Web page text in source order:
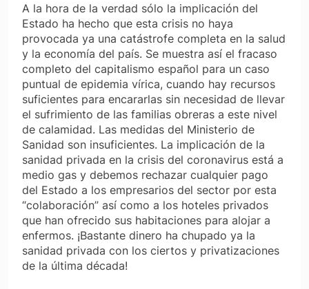
A la hora de la verdad sólo la implicación del
Estado ha hecho que esta crisis no haya
provocada ya una catástrofe completa en la salud
y la economía del país. Se muestra así el fracaso
completo del capitalismo español para un caso
puntual de epidemia vírica, cuando hay recursos
suficientes para encararlas sin necesidad de llevar
el sufrimiento de las familias obreras a este nivel
de calamidad. Las medidas del Ministerio de
Sanidad son insuficientes. La implicación de la
sanidad privada en la crisis del coronavirus está a
medio gas y debemos rechazar cualquier pago
del Estado a los empresarios del sector por esta
“colaboración” así como a los hoteles privados
que han ofrecido sus habitaciones para alojar a
enfermos. ¡Bastante dinero ha chupado ya la
sanidad privada con los ciertos y privatizaciones
de la última década!